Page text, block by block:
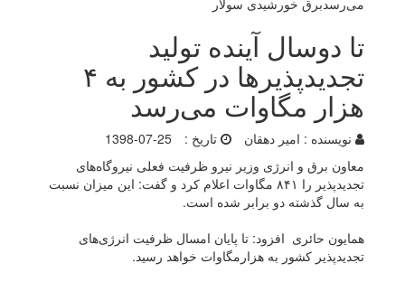
تا دوسال آینده تولید
تجدیدپذیر‌ها در کشور به ۴
هزار مگاوات می‌رسد
نویسنده : امیر دهقان تاریخ :
1398-07-25
معاون برق و انرژی وزیر نیرو ظرفیت فعلی نیروگاه‌های
تجدیدپذیر را ۸۴۱ مگاوات اعلام کرد و گفت: این میزان نسبت
به سال گذشته دو برابر شده است.
همایون حائری افزود: تا پایان امسال ظرفیت انرژی‌های
تجدیدپذیر کشور به هزارمگاوات خواهد رسید.